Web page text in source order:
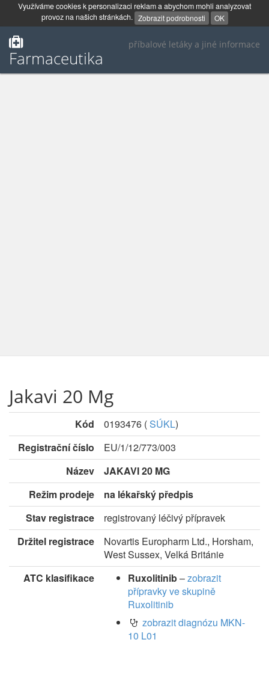
Využíváme cookies k personalizaci reklam a abychom mohli analyzovat
provoz na našich stránkách. Zobrazit podrobnosti OK
příbalové letáky a jiné informace
Farmaceutika
Jakavi 20 Mg
Kód 0193476 (SÚKL)
Registrační číslo
EU/1/12/773/003
Název
JAKAVI 20 MG
Režim prodeje
na lékařský předpis
Stav registrace
registrovaný léčivý přípravek
Držitel registrace
Novartis Europharm Ltd., Horsham,
West Sussex, Velká Británie
ATC klasifikace
Ruxolitinib–zobrazit
přípravky ve skupině
Ruxolitinib
zobrazit diagnózu MKN-
10 L01